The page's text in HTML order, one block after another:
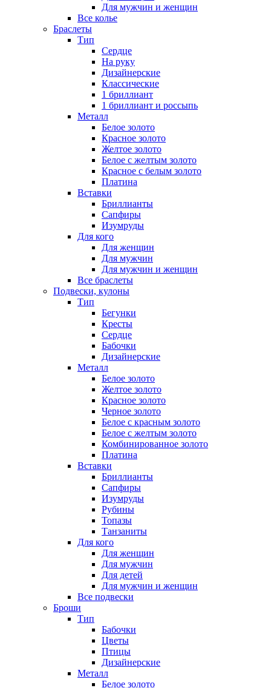
Для мужчин и женщин
Все колье
Браслеты
Тип
Сердце
На руку
Дизайнерские
Классические
1 бриллиант
1 бриллиант и россыпь
Металл
Белое золото
Красное золото
Желтое золото
Белое с желтым золото
Красное с белым золото
Платина
Вставки
Бриллианты
Сапфиры
Изумруды
Для кого
Для женщин
Для мужчин
Для мужчин и женщин
Все браслеты
Подвески, кулоны
Тип
Бегунки
Кресты
Сердце
Бабочки
Дизайнерские
Металл
Белое золото
Желтое золото
Красное золото
Черное золото
Белое с красным золото
Белое с желтым золото
Комбинированное золото
Платина
Вставки
Бриллианты
Сапфиры
Изумруды
Рубины
Топазы
Танзаниты
Для кого
Для женщин
Для мужчин
Для детей
Для мужчин и женщин
Все подвески
Броши
Тип
Бабочки
Цветы
Птицы
Дизайнерские
Металл
Белое золото